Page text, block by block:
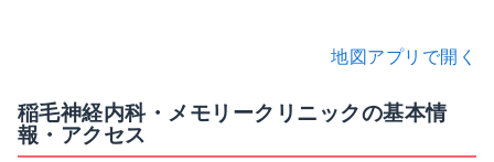
地図アプリで開く
稲毛神経内科・メモリークリニックの基本情
報・アクセス